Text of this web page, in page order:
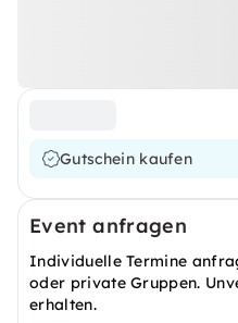
Gutschein kaufen
Event anfragen
Individuelle Termine
oder private Gruppen.
erhalten.